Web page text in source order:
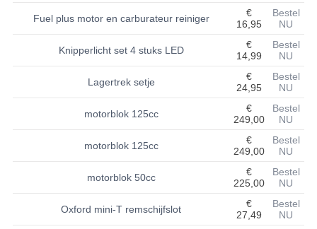
KETTING EN TANDWIELEN
KOEL SYSTEEM
MOTOR
REM SYSTEEM
Fuel plus motor en carburateur reiniger
€
16,95
Bestel
NU
Knipperlicht set 4 stuks LED
€
14,99
Bestel
NU
Lagertrek setje
€
24,95
Bestel
NU
motorblok 125cc
€
249,00
Bestel
NU
motorblok 125cc
€
249,00
Bestel
NU
motorblok 50cc
€
225,00
Bestel
NU
Oxford mini-T remschijfslot
€
27,49
Bestel
NU